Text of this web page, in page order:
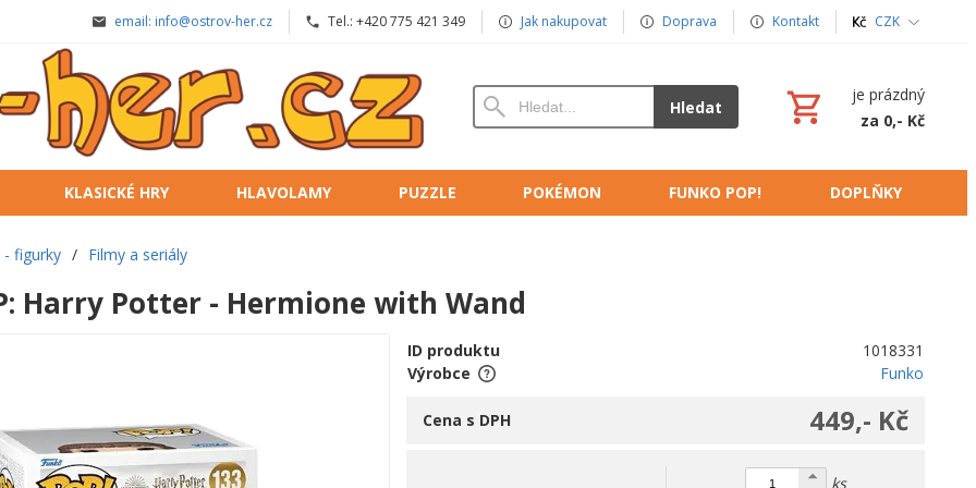
email: info@ostrov-her.cz Tel.: +420 775 421 349 Jak nakupovat Doprava Kontakt CZK
Hledat
je prázdný
za 0,- Kč
KLASICKÉ HRY HLAVOLAMY PUZZLE POKÉMON FUNKO POP! DOPLŇKY
- figurky / Filmy a seriály
Harry Potter - Hermione with Wand
ID produktu
1018331
Výrobce
Funko
449,- Kč
Cena s DPH
ks